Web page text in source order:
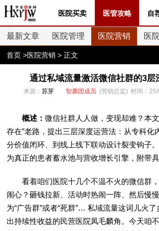
医院买卖 医管攻略 自
最新文章 医院管理 医院营销 医
首页 >医院营销 > 正文
通过私域流量激活微信社群的3层
来源：苏芽 智囊团成员 (营销总监) 时间：25
概述：微信社群人人做，变现却难？本
存在”老路，提出三层深度运营法：从专科化
分价值闭环、到线上线下联动设计裂变钩子
为真正的患者蓄水池与营收增长引擎，附带具
看着咱们医院十几个不温不火的微信群，
闹心？砸钱拉新、活动时热闹一阵、然后慢
为“广告群”或者“死群”… 私域流量这词儿火
出持续性收益的民营医院凤毛麟角。今天咱